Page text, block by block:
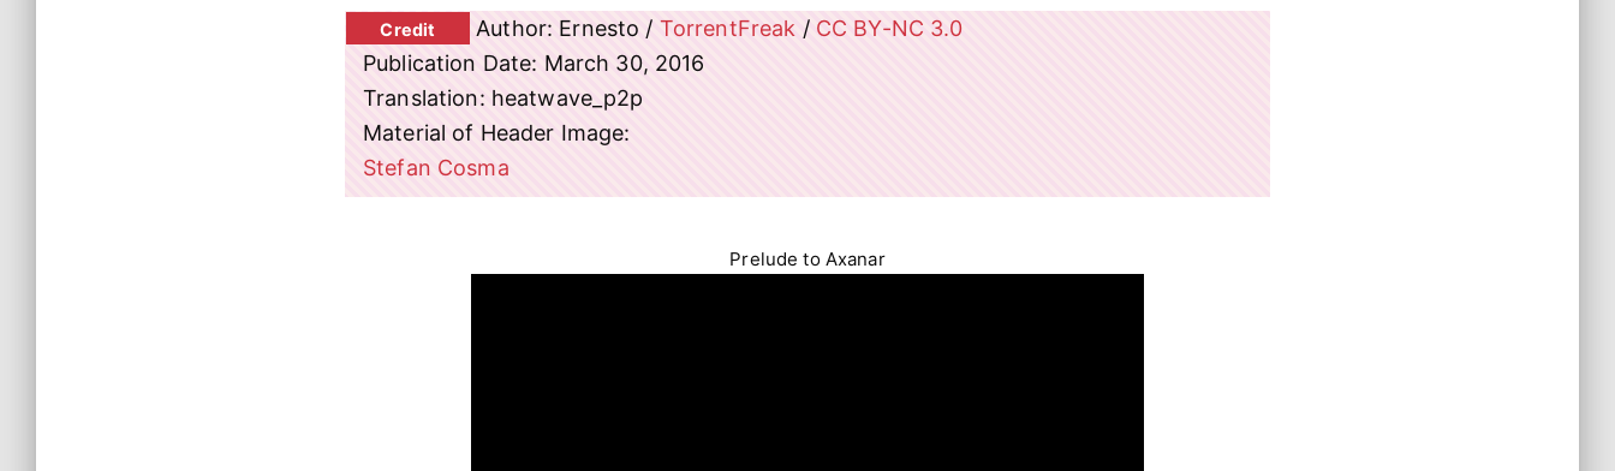
Author: Ernesto / TorrentFreak / CC BY-NC 3.0
Publication Date: March 30, 2016
Translation: heatwave_p2p
Material of Header Image:
Stefan Cosma
Prelude to Axanar